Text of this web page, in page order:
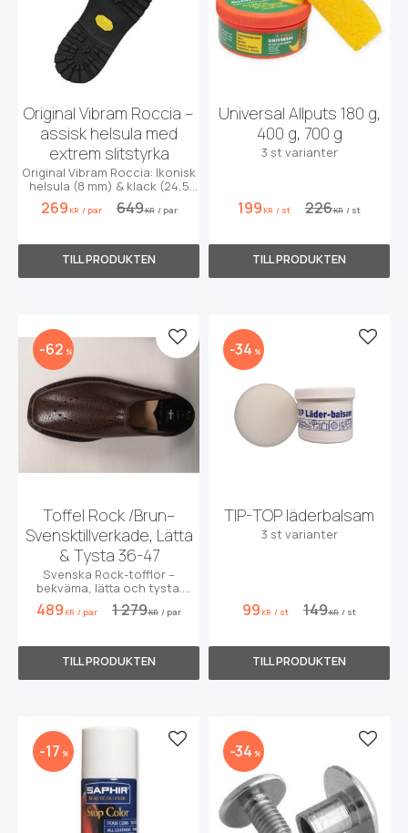
Original Vibram Roccia –
assisk helsula med
extrem slitstyrka
Original Vibram Roccia: Ikonisk
helsula (8 mm) & klack (24,5
mm). Maximalt grepp i 3 snygga
färger.
269 KR /par 649KR /par
Universal Allputs 180 g,
400 g, 700 g
3 st varianter
199 KR / st 226KR / st
Toffel Rock /Brun–
Svensktillverkade, Lätta
& Tysta 36-47
Svenska Rock-tofflor –
bekväma, lätta och tysta.
Perfekt present eller julklapp.
489 KR /par 1 279KR /par
62 % Lägg till i favoriter
TIP-TOP läderbalsam
3 st varianter
99 KR / st 149KR / st
34 % Lägg
17 % Lägg till i favoriter
34 % Lägg